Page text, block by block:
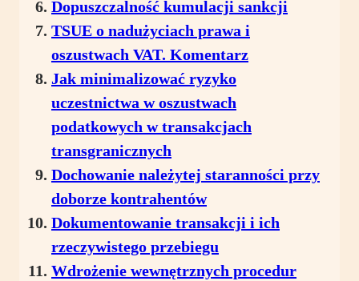
Dopuszczalność kumulacji sankcji
TSUE o nadużyciach prawa i
oszustwach VAT. Komentarz
Jak minimalizować ryzyko
uczestnictwa w oszustwach
podatkowych w transakcjach
transgranicznych
Dochowanie należytej staranności przy
doborze kontrahentów
Dokumentowanie transakcji i ich
rzeczywistego przebiegu
Wdrożenie wewnętrznych procedur